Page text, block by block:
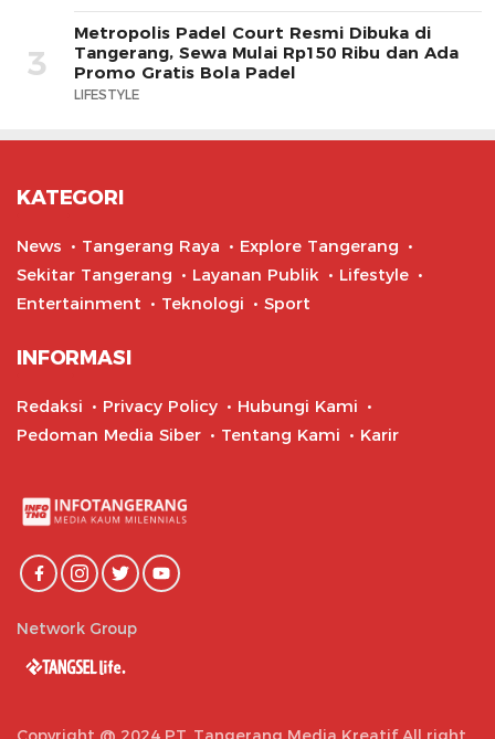
3
Metropolis Padel Court Resmi Dibuka di
Tangerang, Sewa Mulai Rp150 Ribu dan Ada
Promo Gratis Bola Padel
LIFESTYLE
KATEGORI
News Tangerang Raya
Explore Tangerang
Sekitar Tangerang
Layanan Publik
Lifestyle
Entertainment
Teknologi Sport
INFORMASI
Redaksi Privacy Policy
Hubungi Kami
Pedoman Media Siber
Tentang Kami Karir
Network Group